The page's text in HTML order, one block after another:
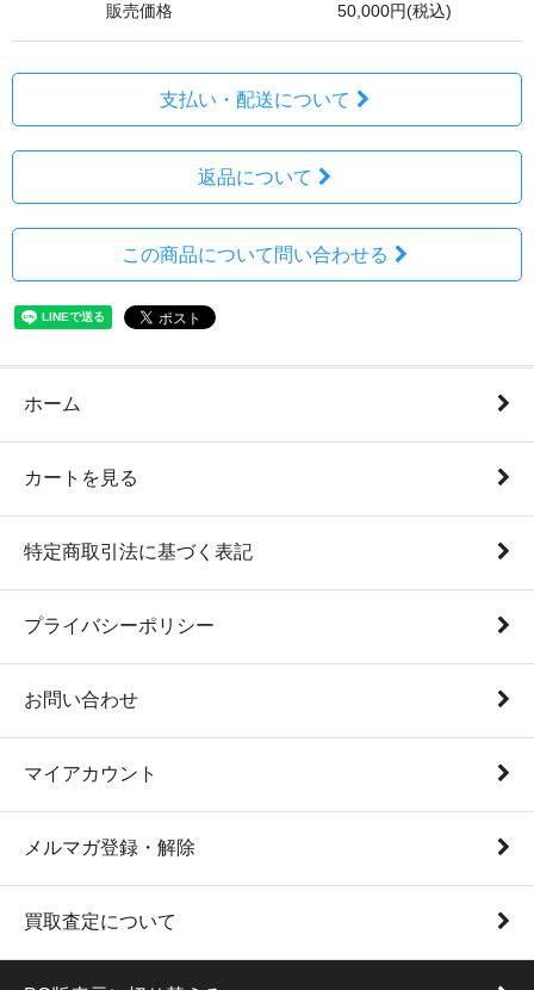
販売価格 50,000円(税込)
支払い・配送について
返品について
この商品について問い合わせる
ホーム
カートを見る
特定商取引法に基づく表記
プライバシーポリシー
お問い合わせ
マイアカウント
メルマガ登録・解除
買取査定について